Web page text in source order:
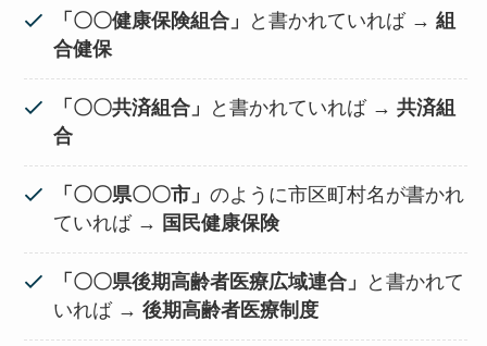
「〇〇健康保険組合」 と書かれていれば →組
合健保
「〇〇共済組合」 と書かれていれば →共済組
合
「〇〇県〇〇市」のように市区町村名が書かれ
ていれば → 国民健康保険
「〇〇県後期高齢者医療広域連合」
と書かれて
いれば →後期高齢者医療制度